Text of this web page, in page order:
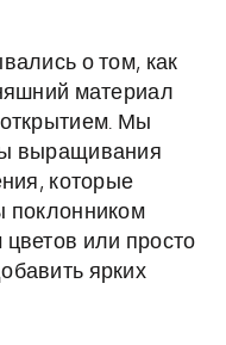
о том, как
материал
Мы
выращивания
которые
поклонником
или просто
ярких